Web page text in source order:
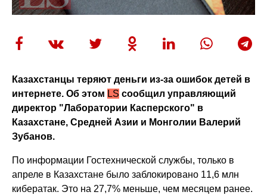
Казахстанцы теряют деньги из-за ошибок детей в
интернете. Об этом LS сообщил управляющий
директор "Лаборатории Касперского" в
Казахстане, Средней Азии и Монголии Валерий
Зубанов.
По информации Гостехнической службы, только в
апреле в Казахстане было заблокировано 11,6 млн
кибератак. Это на 27,7% меньше, чем месяцем ранее.